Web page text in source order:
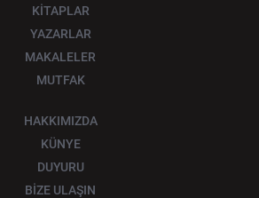
KİTAPLAR
YAZARLAR
MAKALELER
MUTFAK
HAKKIMIZDA
KÜNYE
DUYURU
BİZE ULAŞIN